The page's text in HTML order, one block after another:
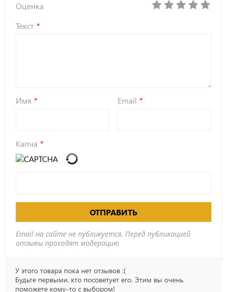
Оценка
Текст
Имя Email
Капча
ОТПРАВИТЬ
Email на сайте не публикуется. Перед публикацией
отзывы проходят модерацию
У этого товара пока нет отзывов :(
Будьте первыми, кто посоветует его. Этим вы очень
поможете кому-то с выбором!